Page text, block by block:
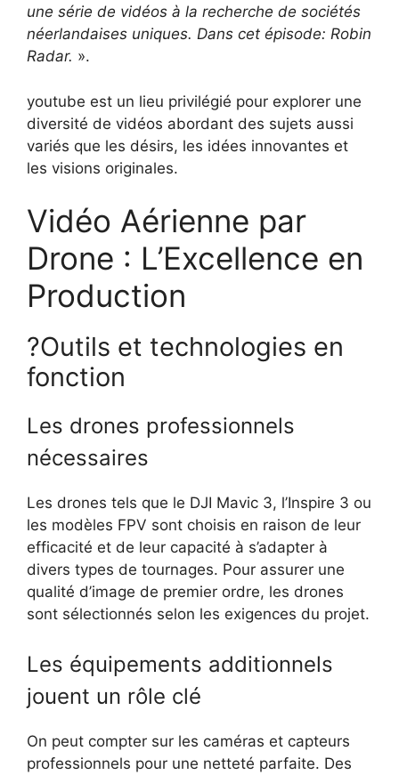
une série de vidéos à la recherche de sociétés
néerlandaises uniques. Dans cet épisode: Robin
Radar. ».
youtube est un lieu privilégié pour explorer une
diversité de vidéos abordant des sujets aussi
variés que les désirs, les idées innovantes et
les visions originales.
Vidéo Aérienne par
Drone : L’Excellence en
Production
?Outils et technologies en
fonction
Les drones professionnels
nécessaires
Les drones tels que le DJI Mavic 3, l’Inspire 3 ou
les modèles FPV sont choisis en raison de leur
efficacité et de leur capacité à s’adapter à
divers types de tournages. Pour assurer une
qualité d’image de premier ordre, les drones
sont sélectionnés selon les exigences du projet.
Les équipements additionnels
jouent un rôle clé
On peut compter sur les caméras et capteurs
professionnels pour une netteté parfaite. Des